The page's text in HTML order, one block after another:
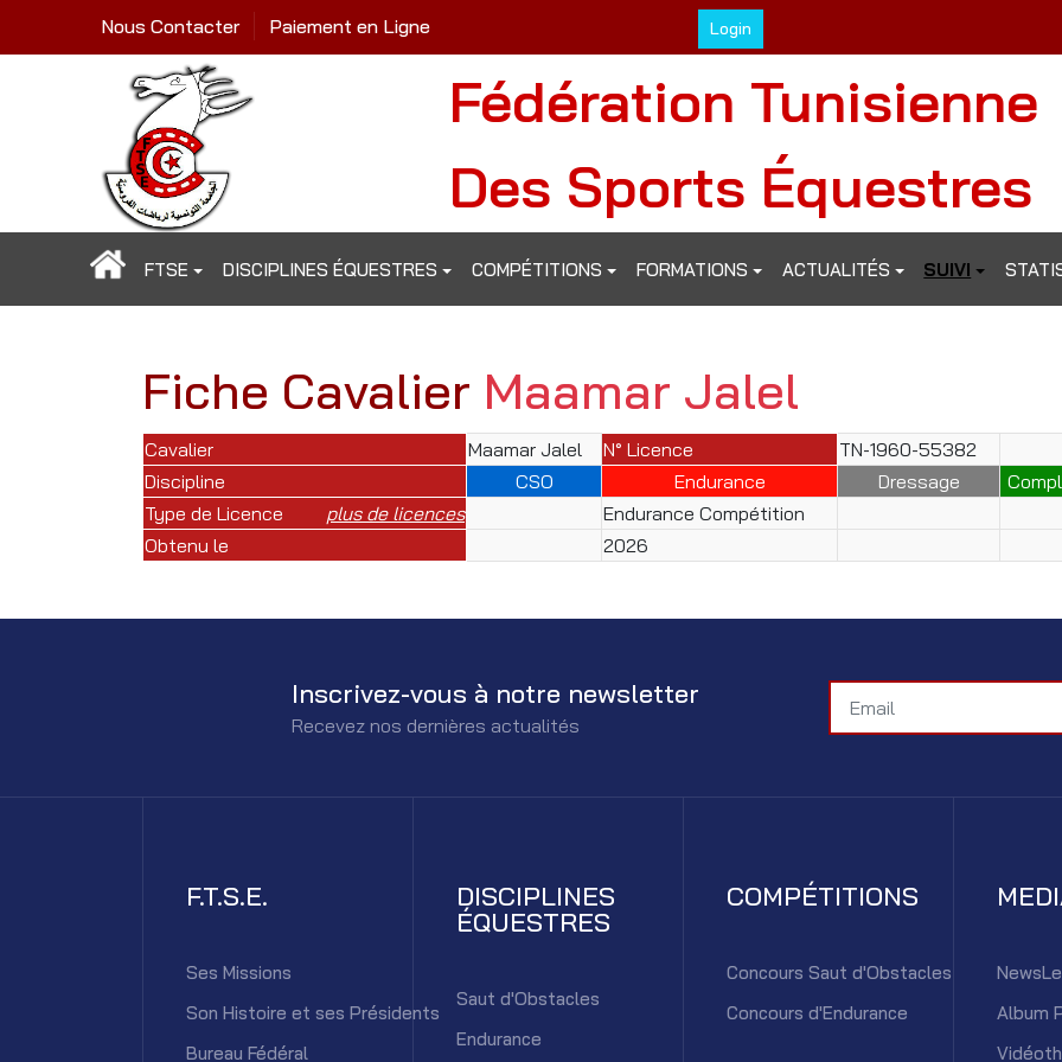
Login
Nous Contacter Paiement en Ligne
Fédération Tunisienne
Des Sports Équestres
FTSE DISCIPLINES ÉQUESTRES COMPÉTITIONS FORMATIONS ACTUALITÉS SUIVI
Fiche Cavalier Maamar Jalel
Cavalier Maamar Jalel N° Licence
TN-1960-55382
Discipline
CSO Endurance Dressage
Type de Licence
plus de licences
Endurance Compétition
Obtenu le
2026
Inscrivez-vous à notre newsletter
Recevez nos dernières actualités
F.T.S.E.
Ses Missions
Son Histoire et ses Présidents
Bureau Fédéral
DISCIPLINES
ÉQUESTRES
Saut d'Obstacles
Endurance
COMPÉTITIONS
Concours Saut d'Obstacles
Concours d'Endurance
Album